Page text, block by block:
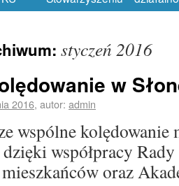
styczeń 2016
w
2016, autor: admin
wspólne kolędowanie
współpracy Rady
oraz